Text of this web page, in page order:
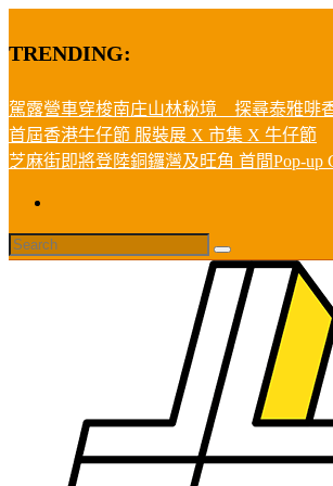
TRENDING:
駕露營車穿梭南庄山林秘境 探尋泰雅啡
首屆香港牛仔節 服裝展 X 市集 X 牛仔節
芝麻街即將登陸銅鑼灣及旺角 首間Pop-up